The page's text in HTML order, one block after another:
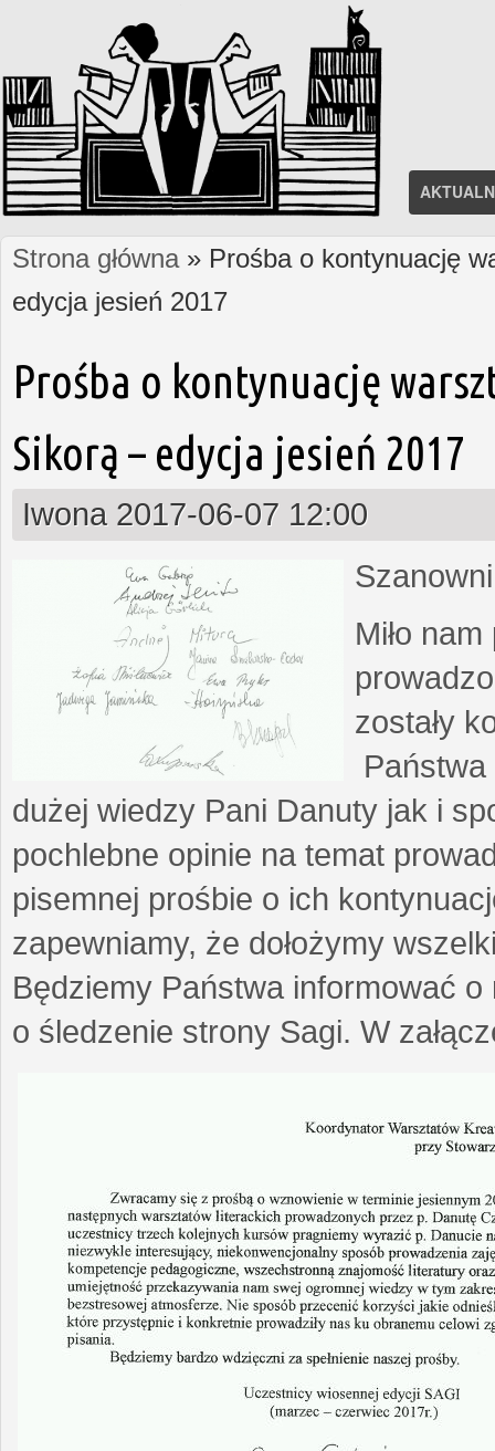
Jesteś tutaj
Strona główna» Prośba o kontynuację
edycja jesień 2017
Prośba o kontynuację
Sikorą – edycja jesień 2017
Iwona 2017-06-07 12:00
Miło
zostały
dużej wiedzy Pani Danuty jak i
pochlebne opinie na temat
pisemnej prośbie o ich
zapewniamy, że dołożymy
Będziemy Państwa informować
o śledzenie strony Sagi. W